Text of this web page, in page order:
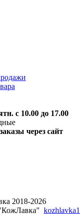
с 10.00 до 17.00
через сайт
2018-2026
kozhlavk